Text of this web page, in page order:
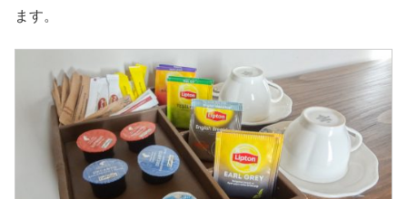
ます。